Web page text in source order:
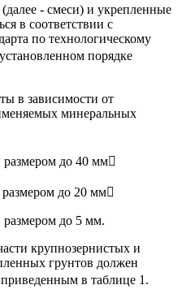
- смеси) и укрепленные
в соответствии с
по технологическому
порядке
в зависимости от
минеральных
до 40 мм
до 20 мм
до 5 мм.
крупнозернистых и
грунтов должен
приведенным в таблице 1.